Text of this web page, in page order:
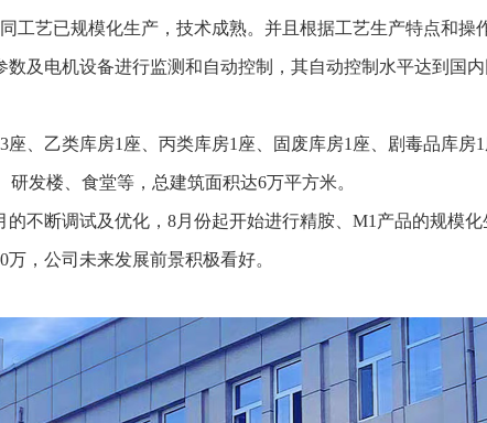
艺已规模化生产，技术成熟。并且根据工艺生产特点和操
及电机设备进行监测和自动控制，其自动控制水平达到国
乙类库房1座、丙类库房1座、固废库房1座、剧毒品库房
发楼、食堂等，总建筑面积达6万平方米。
断调试及优化，8月份起开始进行精胺、M1产品的规模化
，公司未来发展前景积极看好。